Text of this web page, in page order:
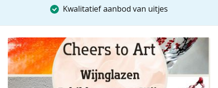
Kwalitatief aanbod van uitjes